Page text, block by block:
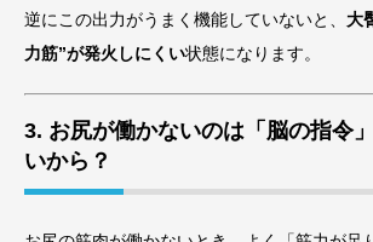
逆にこの出力がうまく機能していないと、 大
力筋”が発火しにくい状態になります。
3. お尻が働かないのは「脳の指令
いから？